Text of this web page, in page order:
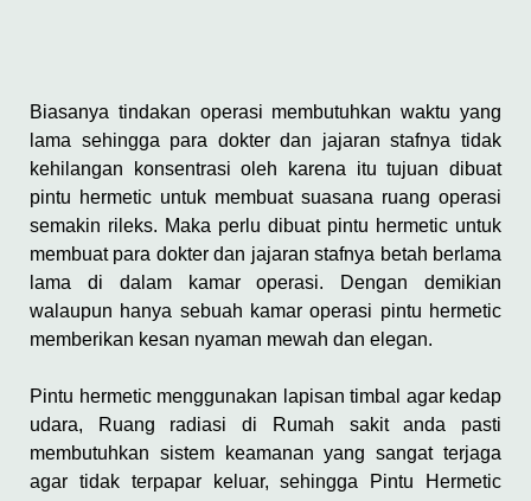
Biasanya tindakan operasi membutuhkan waktu yang
lama sehingga para dokter dan jajaran stafnya tidak
kehilangan konsentrasi oleh karena itu tujuan dibuat
pintu hermetic untuk membuat suasana ruang operasi
semakin rileks. Maka perlu dibuat pintu hermetic untuk
membuat para dokter dan jajaran stafnya betah berlama
lama di dalam kamar operasi. Dengan demikian
walaupun hanya sebuah kamar operasi pintu hermetic
memberikan kesan nyaman mewah dan elegan.
Pintu hermetic menggunakan lapisan timbal agar kedap
udara, Ruang radiasi di Rumah sakit anda pasti
membutuhkan sistem keamanan yang sangat terjaga
agar tidak terpapar keluar, sehingga Pintu Hermetic